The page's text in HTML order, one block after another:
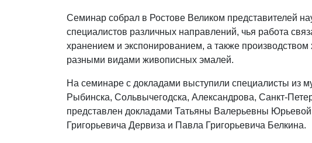
Семинар собрал в Ростове Великом представителей
специалистов различных направлений, чья работа
хранением и экспонированием, а также
разными видами живописных эмалей.
На семинаре с докладами выступили специалисты из
Рыбинска, Сольвычегодска, Александрова, Санкт-
представлен докладами Татьяны Валерьевны
Григорьевича Дервиза и Павла Григорьевича Белкина.